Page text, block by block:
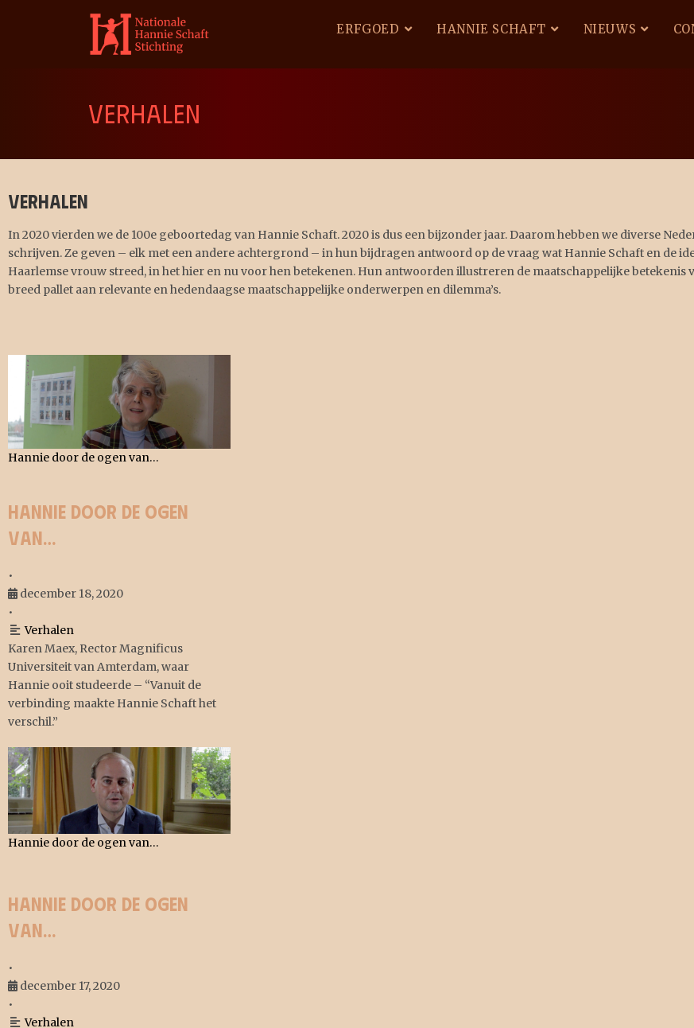
ERFGOED HANNIE SCHAFT NIEUWS
VERHALEN
Verhalen
In 2020 vierden we de 100e geboortedag van Hannie Schaft. 2020 is dus een bijzonder jaar. Daarom hebben we diverse
schrijven. Ze geven – elk met een andere achtergrond – in hun bijdragen antwoord op de vraag wat Hannie Schaft en de
Haarlemse vrouw streed, in het hier en nu voor hen betekenen. Hun antwoorden illustreren de maatschappelijke betekenis
breed pallet aan relevante en hedendaagse maatschappelijke onderwerpen en dilemma’s.
Hannie door de ogen van…
Hannie door de ogen
van…
•
december 18, 2020
•
Verhalen
Karen Maex, Rector Magnificus
Universiteit van Amterdam, waar
Hannie ooit studeerde – “Vanuit de
verbinding maakte Hannie Schaft het
verschil.”
Hannie door de ogen van…
Hannie door de ogen
van…
•
december 17, 2020
•
Verhalen